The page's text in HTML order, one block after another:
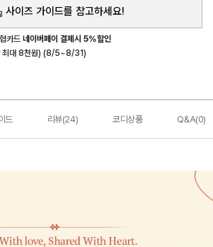
사이즈 가이드를 참고하세요!
카드네이버페이 결제시 5%할인
최대 8천원) (8/5~8/31)
드 리뷰(24) 코디상품 Q&A(0)